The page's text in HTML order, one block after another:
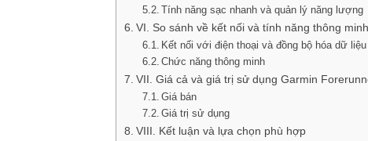
Tính năng sạc nhanh và quản lý năng lượng
VI. So sánh về kết nối và tính năng thông
Kết nối với điện thoại và đồng bộ hóa dữ liệu
Chức năng thông minh
VII. Giá cả và giá trị sử dụng Garmin
Giá bán
Giá trị sử dụng
VIII. Kết luận và lựa chọn phù hợp